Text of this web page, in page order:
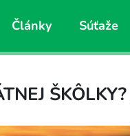
Články Súťaže